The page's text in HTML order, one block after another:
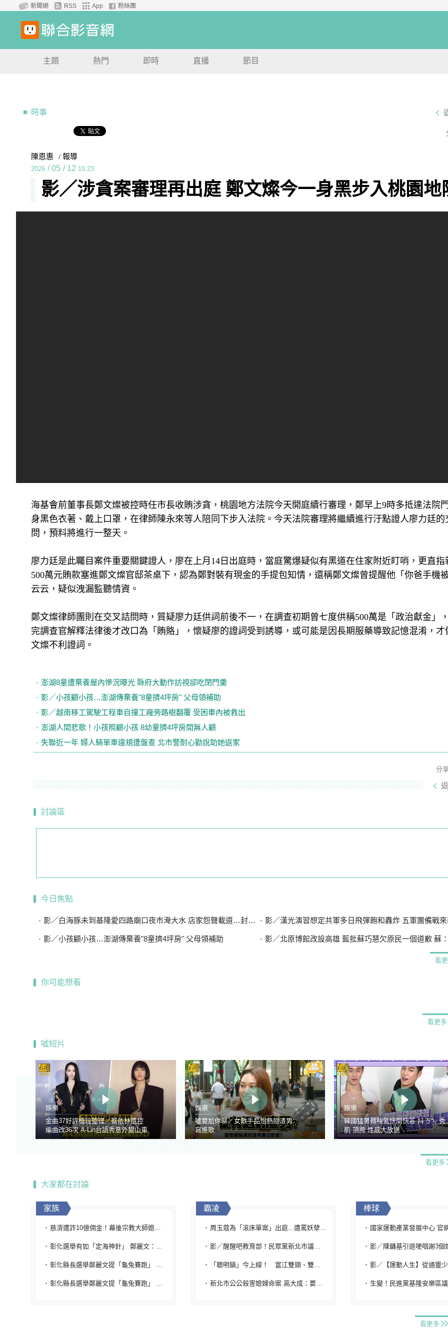
新聞網 RSS App 粉絲團
主題 熱門 即時 直播 節目
時事
陳恩惠 / 報導
2026 / 05 / 12 10:23
影／涉貪案審理再出庭 鄭文燦今一身黑步入桃園地
海基會前董事長鄭文燦被控時任市長收賄涉貪，桃園地方法院今天開庭續行審理，鄭早上9時多抵達法院
身黑色衣著、戴上口罩，在律師陳永來等人陪同下步入法院。今天法院審理將繼續進行汙點證人廖力廷的
問，預料將進行一整天。
廖力廷是此矚目案件重要關鍵證人，廖在上月14日出庭時，當庭驚爆疑似有黑道在住家附近盯哨，更直指
500萬元賄款塞進鄭文燦官邸茶桌下，認為鄭對裝有現金的手提包知情，還稱鄭文燦曾提醒他「你爸手機被
云云，疑似洩漏監聽情資。
鄭文燦律師團則在交叉詰問時，質疑廖力廷供詞前後不一，在調查初期曾七度供稱500萬是「政治獻金」
完調查官解釋法律後才改口為「賄賂」，懷疑廖的證詞受到誘導，或可能是因長期服藥導致記憶混淆，才
文燦不利證詞。
澎湖8童遭棄養屋內慘況曝光 縣府大動作訪視卻吃閉門羹
影／小孩顧小孩…澎湖傳棄養"8童擠4坪房" 父母領補助
影／越南移工駕駛工程車自撞工廠旁路樹翻覆 受困車內被救出
澎湖人間悲歌！小孩照顧小孩 8幼童擠4坪房間無人顧
失聯近一年 婦人騎單車違規遭盤查 北市警耐心勸說助她返家
分
討論區
今日焦點
影／白海豚未到基隆愛四路廟口夜市淹大水 店家怨聲載道…封路排水 影／漢光演習想定共軍多日飛彈飽和轟炸 五軍團備戰來
影／小孩顧小孩…澎湖傳棄養"8童擠4坪房" 父母領補助 影／北原博館改設高雄 藍批蘇巧慧欠原民一個道歉 蘇：不要扭
看
你可能想看
看更多
噓短片
娛樂
金曲37好評橋段整理／蔡依林遭控
編曲改36次 A-Lin台語秀意外變山東
腔
娛樂
噓要尬你聊／女歌手品怡熱戀渣男
寫進歌
娛樂
韓國猛男微喘氣快問快答 抖ㄋㄟ 秀
肌 頂胯 性感大放送
看更多
大家都在討論
家族
慈濟遭詐10億佣金！幕後宗教大師媳婦獲100萬交保...快步奔離不發一語
彰化選舉有如「定海神針」 鄭麗文：傾全黨之力讓彰化贏
彰化縣長選舉鄭麗文提「龜兔賽跑」 綠營、無黨籍忙否認是烏龜
彰化縣長選舉鄭麗文提「龜兔賽跑」 綠營、無黨籍忙否認是烏龜
霸凌
周玉蔻為「滾床單案」出庭...遭罵妖孽下地獄 張淑娟批：舌頭殺人有罪
影／醒醒吧教育部！民眾黨新北市議員參選人提出校園反毒防線升級政見
「聰明鎮」今上線！ 富江雙頭、雙一、人頭氣球全登場
新北市公公殺害媳婦命案 高大成：要害殺多刀顯示怨恨深
棒球
國家運動產業發展中心 官網與品牌識
影／陳鏞基引退哽咽謝3個媽媽 最大
影／【運動人生】從通靈少女到無任所大使 劉柏君
生變！民進黨基隆安樂區議員提名人黃永翔突
看更多